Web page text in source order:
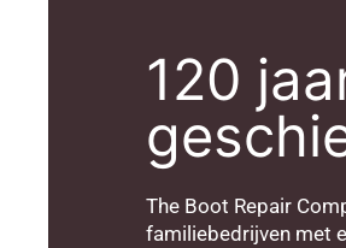
120
The Boot Repair
familiebedrijven met